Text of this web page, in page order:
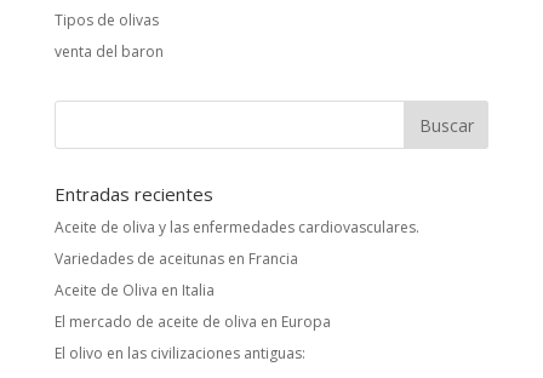
Tipos de olivas
venta del baron
Entradas recientes
Aceite de oliva y las enfermedades cardiovasculares.
Variedades de aceitunas en Francia
Aceite de Oliva en Italia
El mercado de aceite de oliva en Europa
El olivo en las civilizaciones antiguas: